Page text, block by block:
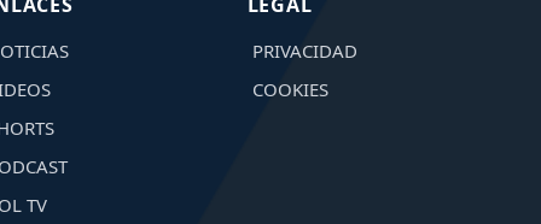
TV
PRIVACIDAD
COOKIES